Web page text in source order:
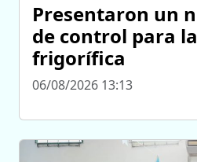
Presentaron un
de control para
frigorífica
06/08/2026 13:13